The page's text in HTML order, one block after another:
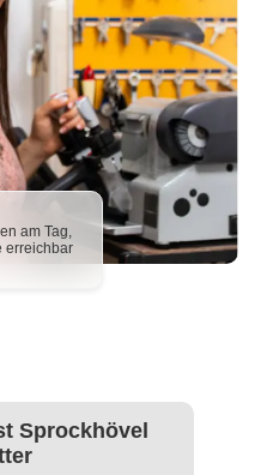
am Tag,
erreichbar
Sprockhövel